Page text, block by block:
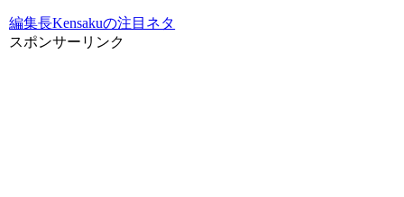
編集長Kensakuの注目ネタ
スポンサーリンク